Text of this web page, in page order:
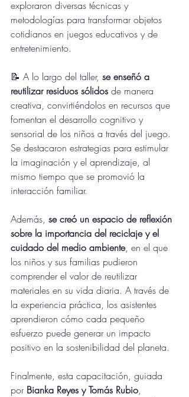
exploraron diversas técnicas y
metodologías para transformar objetos
cotidianos en juegos educativos y de
entretenimiento.
📝 A lo largo del taller, se enseñó a
reutilizar residuos sólidos de manera
creativa, convirtiéndolos en recursos que
fomentan el desarrollo cognitivo y
sensorial de los niños a través del juego.
Se destacaron estrategias para estimular
la imaginación y el aprendizaje, al
mismo tiempo que se promovió la
interacción familiar.
Además, se creó un espacio de reflexión
sobre la importancia del reciclaje y el
cuidado del medio ambiente, en el que
los niños y sus familias pudieron
comprender el valor de reutilizar
materiales en su vida diaria. A través de
la experiencia práctica, los asistentes
aprendieron cómo cada pequeño
esfuerzo puede generar un impacto
positivo en la sostenibilidad del planeta.
Finalmente, esta capacitación, guiada
por Bianka Reyes y Tomás Rubio,